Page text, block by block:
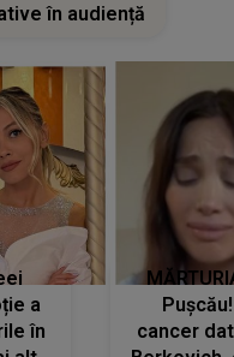
în audiență
a
în
cancer